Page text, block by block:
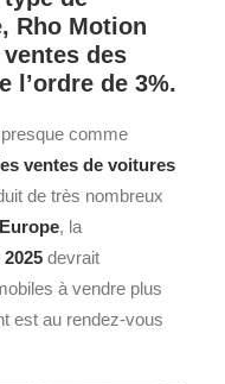
Rho Motion
des
l’ordre de 3%.
presque comme
ventes de voitures
de très nombreux
Europe, la
devrait
à vendre plus
est au rendez-vous